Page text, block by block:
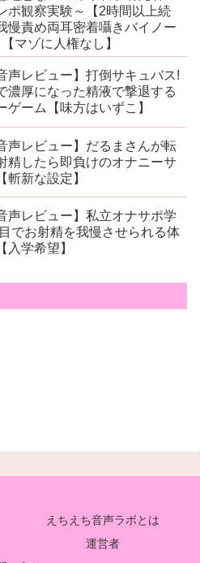
ポ観察実験～【2時間以上続
慢責め両耳密着囁きバイノー
マゾに人権なし】
声レビュー】打倒サキュバス!
濃厚になった精液で撃退する
ゲーム【味方はいずこ】
声レビュー】だるまさんが転
精したら即負けのオナニーサ
斬新な設定】
声レビュー】私立オナサポ学
でお射精を我慢させられる体
入学希望】
えちえち音声ラボとは
運営者